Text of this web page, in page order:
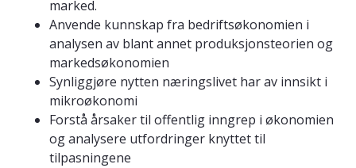
marked.
Anvende kunnskap fra bedriftsøkonomien i
analysen av blant annet produksjonsteorien og
markedsøkonomien
Synliggjøre nytten næringslivet har av innsikt i
mikroøkonomi
Forstå årsaker til offentlig inngrep i økonomien
og analysere utfordringer knyttet til
tilpasningene